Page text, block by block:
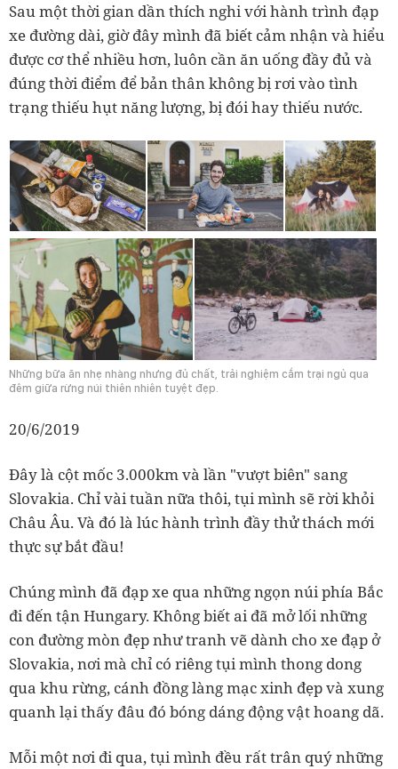
Sau một thời gian dần thích nghi với hành trình đạp
xe đường dài, giờ đây mình đã biết cảm nhận và hiểu
được cơ thể nhiều hơn, luôn cần ăn uống đầy đủ và
đúng thời điểm để bản thân không bị rơi vào tình
trạng thiếu hụt năng lượng, bị đói hay thiếu nước.
Những bữa ăn nhẹ nhàng nhưng đủ chất, trải nghiệm cắm trại ngủ qua
đêm giữa rừng núi thiên nhiên tuyệt đẹp.
20/6/2019
Đây là cột mốc 3.000km và lần "vượt biên" sang
Slovakia. Chỉ vài tuần nữa thôi, tụi mình sẽ rời khỏi
Châu Âu. Và đó là lúc hành trình đầy thử thách mới
thực sự bắt đầu!
Chúng mình đã đạp xe qua những ngọn núi phía Bắc
đi đến tận Hungary. Không biết ai đã mở lối những
con đường mòn đẹp như tranh vẽ dành cho xe đạp ở
Slovakia, nơi mà chỉ có riêng tụi mình thong dong
qua khu rừng, cánh đồng làng mạc xinh đẹp và xung
quanh lại thấy đâu đó bóng dáng động vật hoang dã.
Mỗi một nơi đi qua, tụi mình đều rất trân quý những